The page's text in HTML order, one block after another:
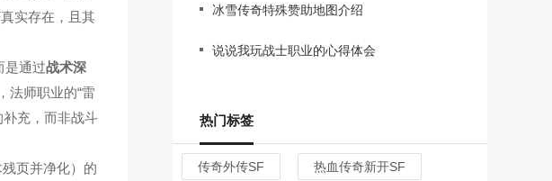
实存在，且其
是通过战术深
法师职业的“雷
补充，而非战斗
页并净化）的
冰雪传奇特殊赞助地图介绍
说说我玩战士职业的心得体会
热门标签
传奇外传SF 热血传奇新开SF